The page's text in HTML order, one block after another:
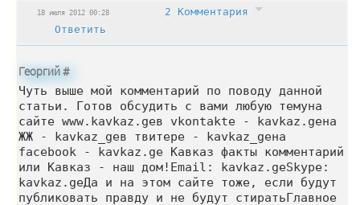
18 июля 2012 00:28
2 Комментария
Ответить
Георгий#
Чуть выше мой комментарий по поводу данной
статьи. Готов обсудить с вами любую темуна
сайте www.kavkaz.geв vkontakte - kavkaz.geна
ЖЖ - kavkaz_geв твитере - kavkaz_geна
facebook - kavkaz.ge Кавказ факты комментарий
или Кавказ - наш дом! Email: kavkaz.geSkype:
kavkaz.geДа и на этом сайте тоже, если будут
публиковать правду и не будут стиратьГлавное